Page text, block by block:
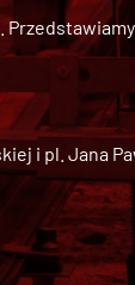
i pl. Jana